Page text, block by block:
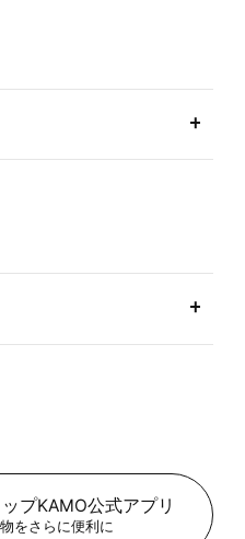
プKAMO公式アプリ
をさらに便利に